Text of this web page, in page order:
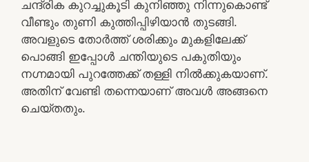
ചന്ദ്രിക കുറച്ചുകൂടി കുനിഞ്ഞു നിന്നുകൊണ്ട്
വീണ്ടും തുണി കുത്തിപ്പിഴിയാൻ തുടങ്ങി.
അവളുടെ തോർത്ത് ശരിക്കും മുകളിലേക്ക്
പൊങ്ങി ഇപ്പോൾ ചന്തിയുടെ പകുതിയും
നഗ്നമായി പുറത്തേക്ക് തള്ളി നിൽക്കുകയാണ്.
അതിന് വേണ്ടി തന്നെയാണ് അവൾ അങ്ങനെ
ചെയ്തതും.